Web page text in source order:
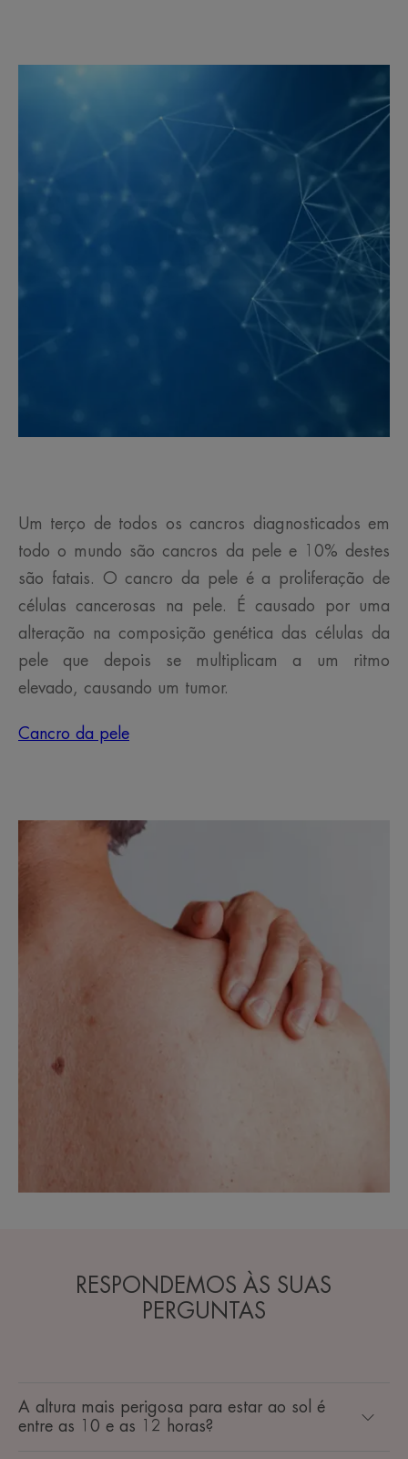
Um terço de todos os cancros diagnosticados em
todo o mundo são cancros da pele e 10% destes
são fatais. O cancro da pele é a proliferação de
células cancerosas na pele. É causado por uma
alteração na composição genética das células da
pele que depois se multiplicam a um ritmo
elevado, causando um tumor.
Cancro da pele
RESPONDEMOS ÀS SUAS
PERGUNTAS
A altura mais perigosa para estar ao sol é
entre as 10 e as 12 horas?